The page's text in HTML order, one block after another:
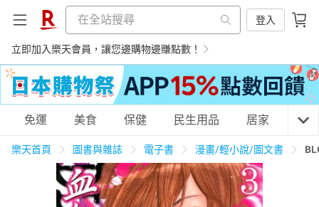
登入
立即加入樂天會員，讓您邊購物邊賺點數！
購物網分類
天天免運 美食蛋糕 養生保健 民生用品
免運 美食 保健 民生用品 居家 3C
樂天首頁 圖書與雜誌 電子書 漫畫/輕小說/圖文書